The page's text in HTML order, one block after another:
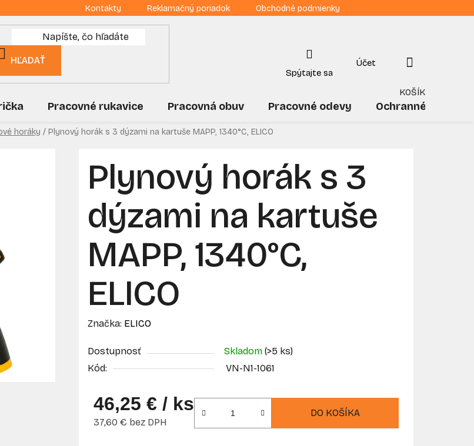
Kontakty Reklamačný poriadok Obchodné podmienky
HĽADAŤ
NÁKUPNÝ
KOŠÍK
Pracovné rukavice Pracovná obuv Pracovné odevy Ochranné
horáky / Plynový horák s 3 dýzami na kartuše MAPP, 1340°C, ELICO
Plynový horák s 3
dýzami na kartuše
MAPP, 1340°C,
ELICO
Značka: ELICO
Dostupnosť Skladom (>5 ks)
Kód:
VN-N1-1061
46,25 € / ks
37,60 € bez DPH
DO KOŠÍKA